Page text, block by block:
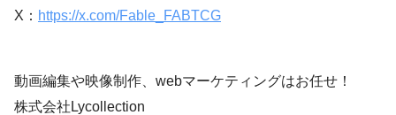
X： https://x.com/Fable_FABTCG
動画編集や映像制作、webマーケティングはお任せ！
株式会社Lycollection